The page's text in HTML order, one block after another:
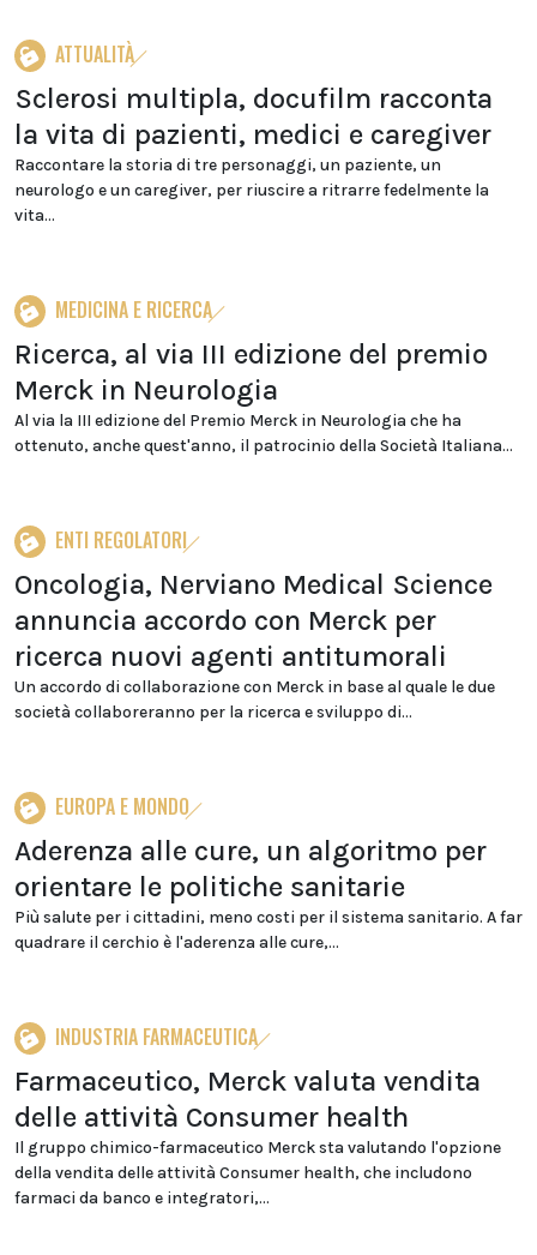
ATTUALITÀ
Sclerosi multipla, docufilm racconta
la vita di pazienti, medici e caregiver
Raccontare la storia di tre personaggi, un paziente, un
neurologo e un caregiver, per riuscire a ritrarre fedelmente la
vita...
MEDICINA E RICERCA
Ricerca, al via III edizione del premio
Merck in Neurologia
Al via la III edizione del Premio Merck in Neurologia che ha
ottenuto, anche quest'anno, il patrocinio della Società Italiana...
ENTI REGOLATORI
Oncologia, Nerviano Medical Science
annuncia accordo con Merck per
ricerca nuovi agenti antitumorali
Un accordo di collaborazione con Merck in base al quale le due
società collaboreranno per la ricerca e sviluppo di...
EUROPA E MONDO
Aderenza alle cure, un algoritmo per
orientare le politiche sanitarie
Più salute per i cittadini, meno costi per il sistema sanitario. A far
quadrare il cerchio è l'aderenza alle cure,...
INDUSTRIA FARMACEUTICA
Farmaceutico, Merck valuta vendita
delle attività Consumer health
Il gruppo chimico-farmaceutico Merck sta valutando l'opzione
della vendita delle attività Consumer health, che includono
farmaci da banco e integratori,...